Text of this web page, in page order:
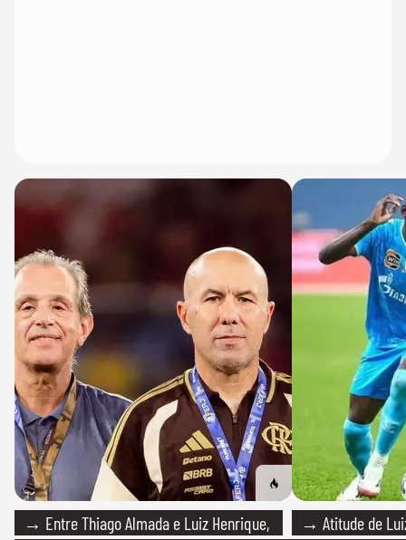
→ Entre Thiago Almada e Luiz Henrique,
→ Atitude de